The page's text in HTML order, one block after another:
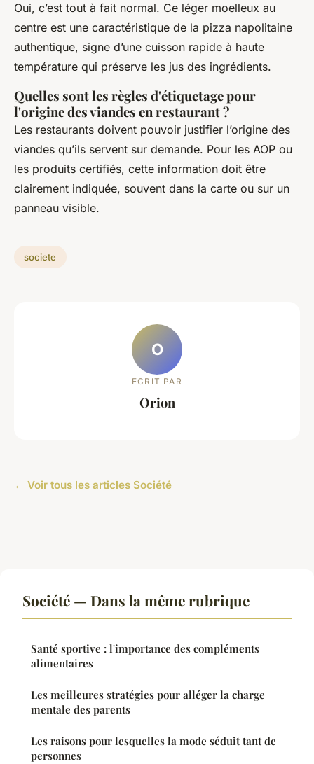
Oui, c’est tout à fait normal. Ce léger moelleux au
centre est une caractéristique de la pizza napolitaine
authentique, signe d’une cuisson rapide à haute
température qui préserve les jus des ingrédients.
Quelles sont les règles d'étiquetage pour
l'origine des viandes en restaurant ?
Les restaurants doivent pouvoir justifier l’origine des
viandes qu’ils servent sur demande. Pour les AOP ou
les produits certifiés, cette information doit être
clairement indiquée, souvent dans la carte ou sur un
panneau visible.
societe
O
ECRIT PAR
Orion
← Voir tous les articles Société
Société — Dans la même rubrique
Santé sportive : l'importance des compléments
alimentaires
Les meilleures stratégies pour alléger la charge
mentale des parents
Les raisons pour lesquelles la mode séduit tant de
personnes